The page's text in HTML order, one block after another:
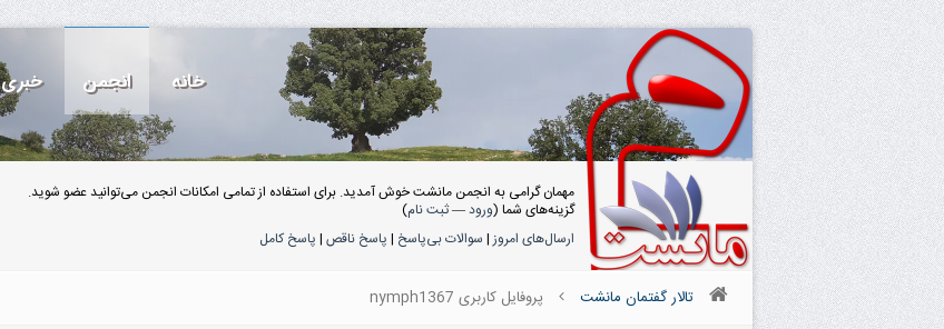
خانه انجمن خبری
مهمان گرامی به انجمن مانشت خوش آمدید. برای استفاده از تمامی امکانات انجمن می‌توانید عضو شوید.
گزینه‌های شما (ورود—ثبت نام)
ارسال‌های امروز| سوالات بی‌پاسخ | پاسخ ناقص | پاسخ کامل
تالار گفتمان مانشت پروفایل کاربری nymph1367